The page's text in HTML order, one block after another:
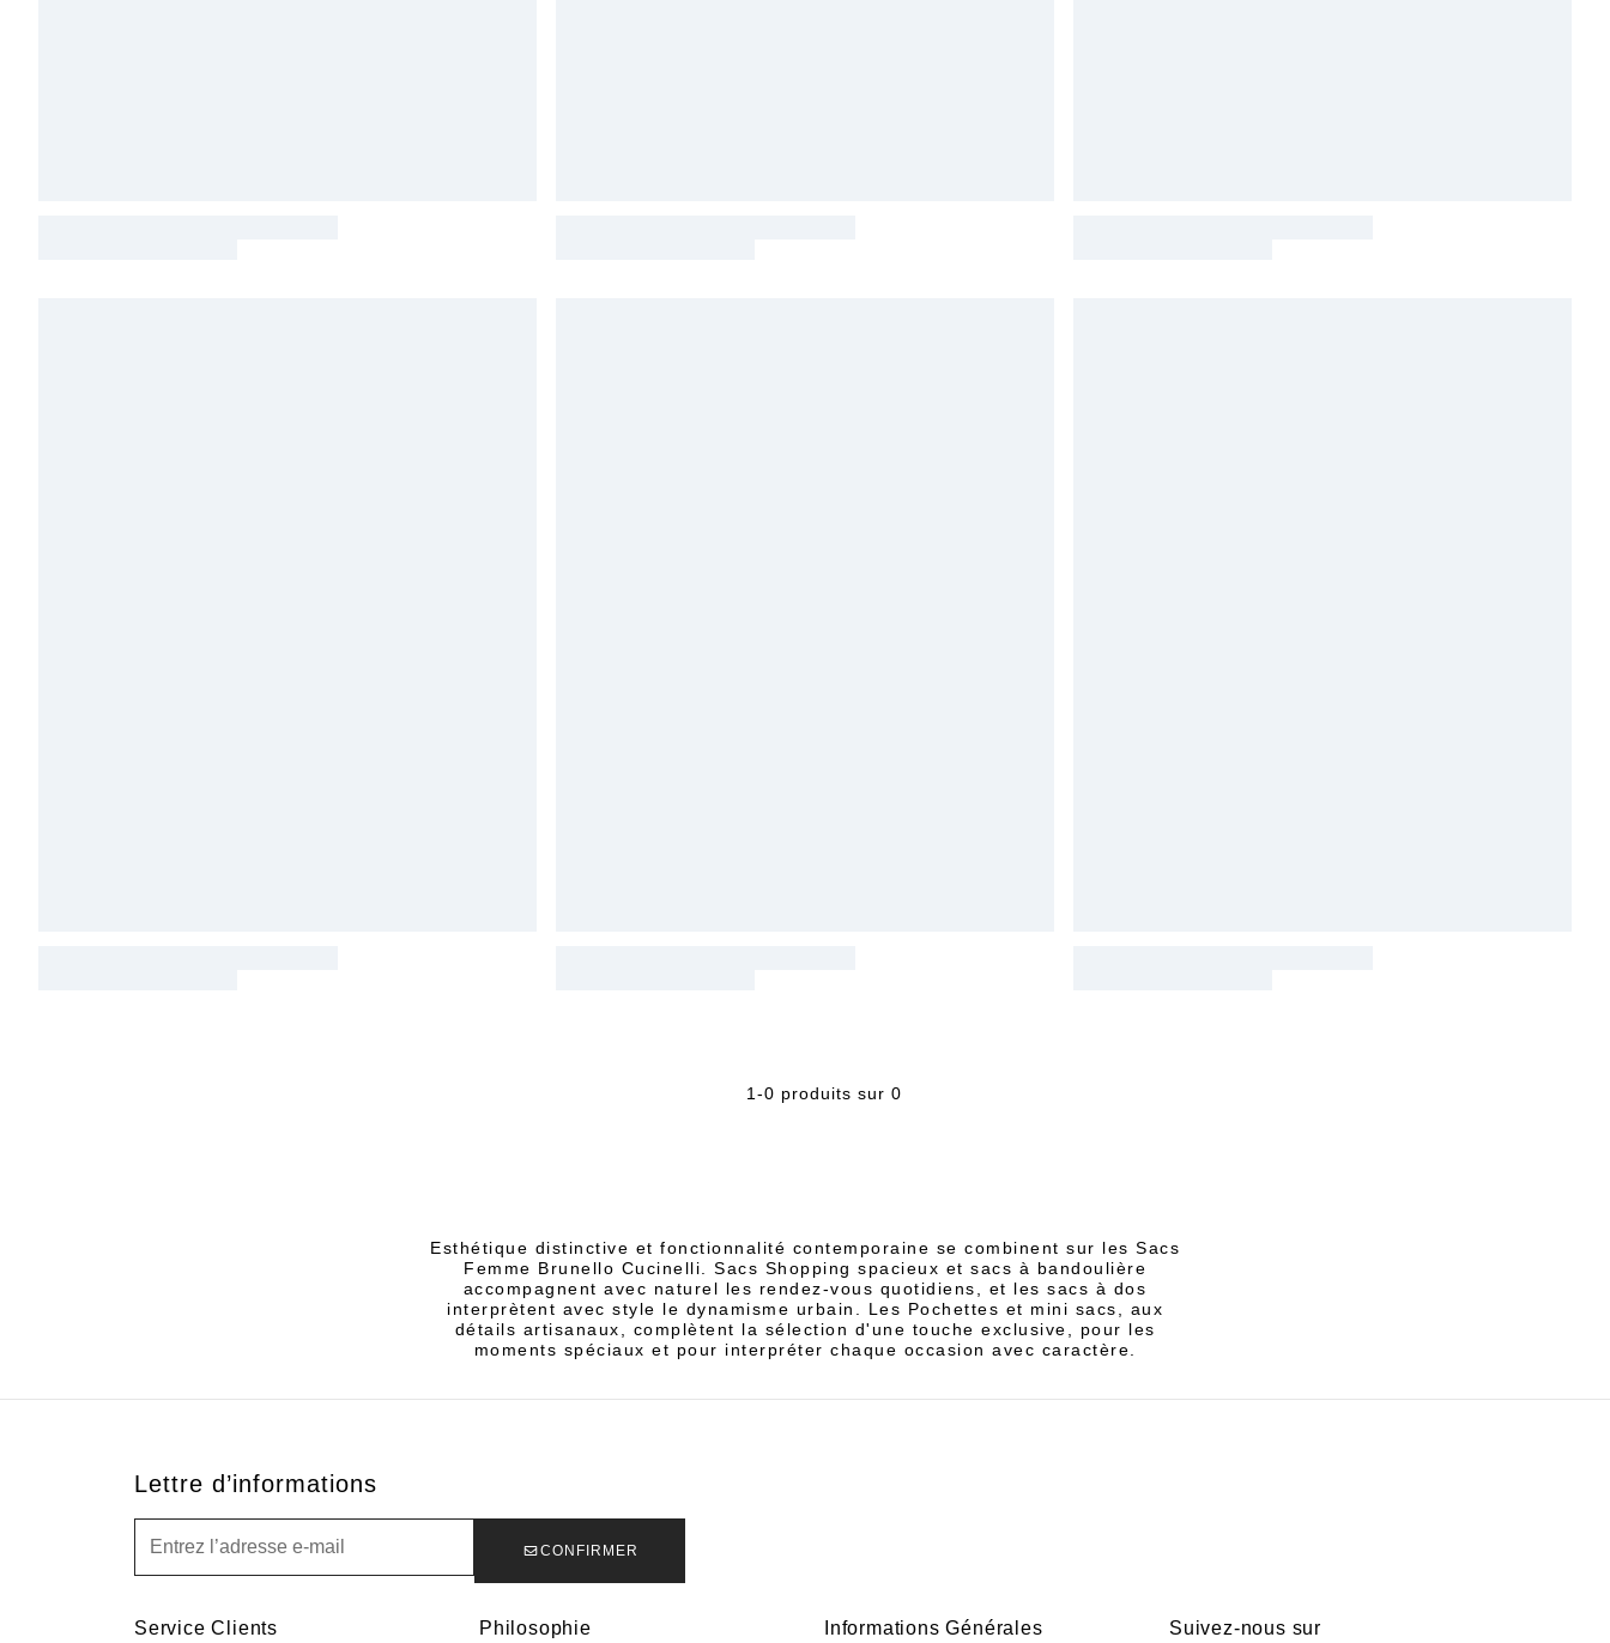
1-0 produits sur 0
Esthétique distinctive et fonctionnalité contemporaine se combinent sur les Sacs
Femme Brunello Cucinelli. Sacs Shopping spacieux et sacs à bandoulière
accompagnent avec naturel les rendez-vous quotidiens, et les sacs à dos
interprètent avec style le dynamisme urbain. Les Pochettes et mini sacs, aux
détails artisanaux, complètent la sélection d'une touche exclusive, pour les
moments spéciaux et pour interpréter chaque occasion avec caractère.
Lettre d’informations
CONFIRMER
Service Clients Philosophie Informations Générales Suivez-nous sur